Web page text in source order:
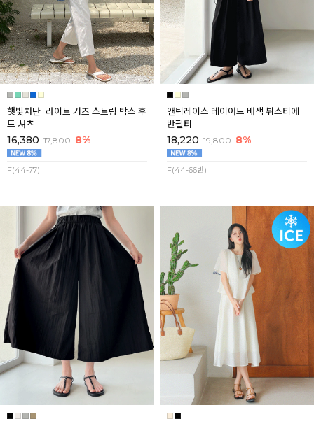
햇빛차단_라이트 거즈 스트링 박스 후
드 셔츠
16,380 17,800 8%
F(44-77)
앤틱레이스 레이어드 배색 뷔스티에
반팔티
18,220 19,800 8%
F(44-66반)